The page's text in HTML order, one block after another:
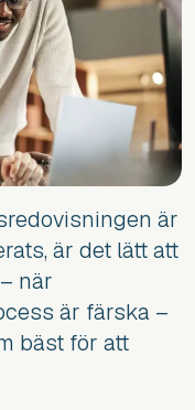
är
är det lätt att
när
är färska –
bäst för att